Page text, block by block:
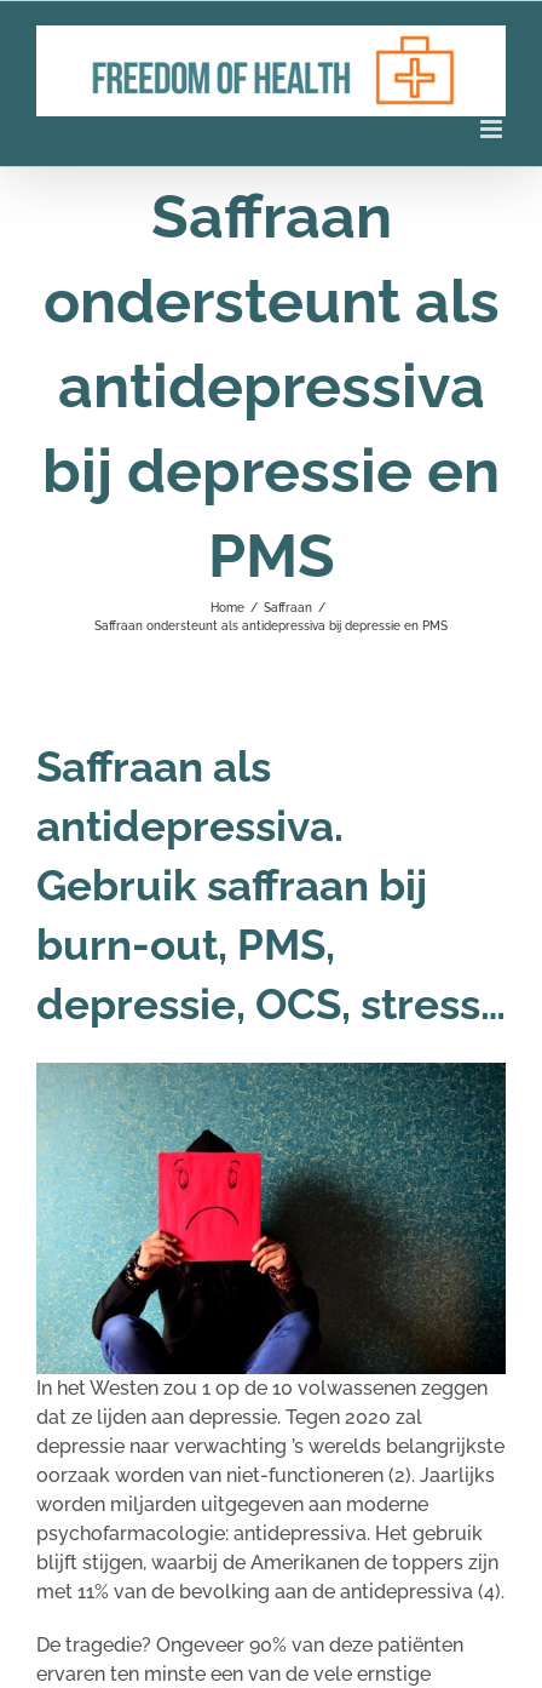
Saffraan
ondersteunt als
antidepressiva
bij depressie en
PMS
Home / Saffraan /
Saffraan ondersteunt als antidepressiva bij depressie en PMS
Saffraan als
antidepressiva.
Gebruik saffraan bij
burn-out, PMS,
depressie, OCS, stress…
In het Westen zou 1 op de 10 volwassenen zeggen
dat ze lijden aan depressie. Tegen 2020 zal
depressie naar verwachting ’s werelds belangrijkste
oorzaak worden van niet-functioneren (2). Jaarlijks
worden miljarden uitgegeven aan moderne
psychofarmacologie: antidepressiva. Het gebruik
blijft stijgen, waarbij de Amerikanen de toppers zijn
met 11% van de bevolking aan de antidepressiva (4).
De tragedie? Ongeveer 90% van deze patiënten
ervaren ten minste een van de vele ernstige